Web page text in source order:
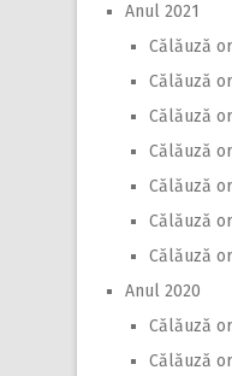
Anul 2021
Călăuză
Călăuză
Călăuză
Călăuză
Călăuză
Călăuză
Călăuză
Anul 2020
Călăuză
Călăuză